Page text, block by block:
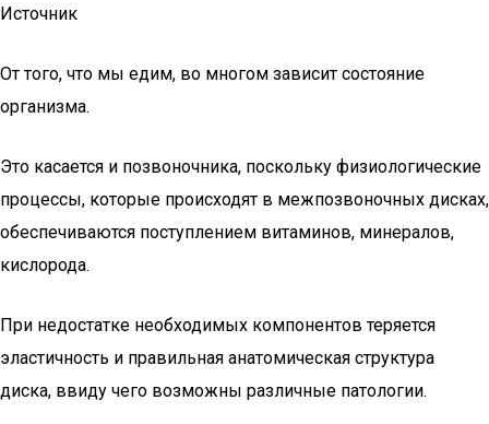
Источник
От того, что мы едим, во многом зависит состояние
организма.
Это касается и позвоночника, поскольку физиологические
процессы, которые происходят в межпозвоночных дисках,
обеспечиваются поступлением витаминов, минералов,
кислорода.
При недостатке необходимых компонентов теряется
эластичность и правильная анатомическая структура
диска, ввиду чего возможны различные патологии.